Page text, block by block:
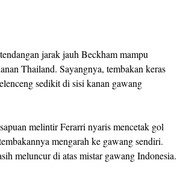
jarak jauh Beckham mampu
Thailand. Sayangnya, tembakan keras
sedikit di sisi kanan gawang
melintir Ferarri nyaris mencetak gol
mengarah ke gawang sendiri.
meluncur di atas mistar gawang Indonesia.